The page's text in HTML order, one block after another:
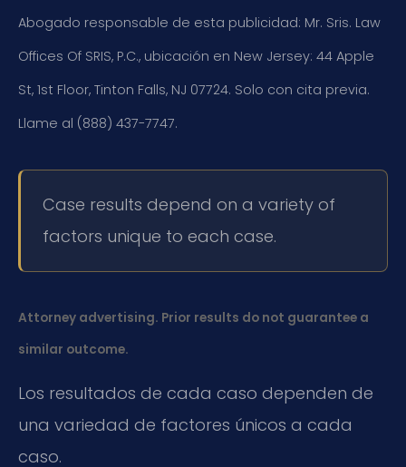
Abogado responsable de esta publicidad: Mr. Sris. Law
Offices Of SRIS, P.C., ubicación en New Jersey: 44 Apple
St, 1st Floor, Tinton Falls, NJ 07724. Solo con cita previa.
Llame al (888) 437-7747.
Case results depend on a variety of
factors unique to each case.
Attorney advertising. Prior results do not guarantee a
similar outcome.
Los resultados de cada caso dependen de
una variedad de factores únicos a cada
caso.